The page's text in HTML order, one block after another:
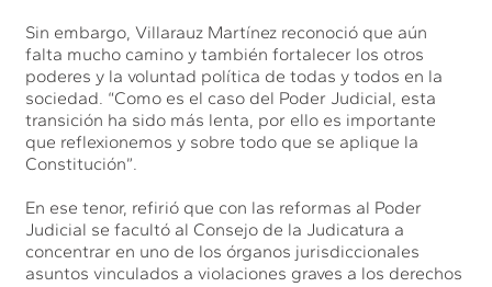
Sin embargo, Villarauz Martínez reconoció que aún
falta mucho camino y también fortalecer los otros
poderes y la voluntad política de todas y todos en la
sociedad. “Como es el caso del Poder Judicial, esta
transición ha sido más lenta, por ello es importante
que reflexionemos y sobre todo que se aplique la
Constitución”.
En ese tenor, refirió que con las reformas al Poder
Judicial se facultó al Consejo de la Judicatura a
concentrar en uno de los órganos jurisdiccionales
asuntos vinculados a violaciones graves a los derechos